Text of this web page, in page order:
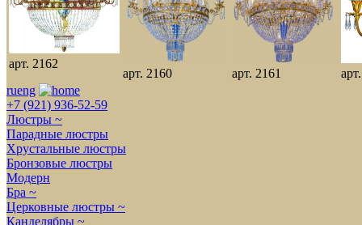
арт. 2162
арт. 2160 арт. 2161
rueng
+7 (921) 936-52-59
Люстры ~
Парадные люстры
Хрустальные люстры
Бронзовые люстры
Модерн
Бра ~
Церковные люстры ~
Канделябры ~